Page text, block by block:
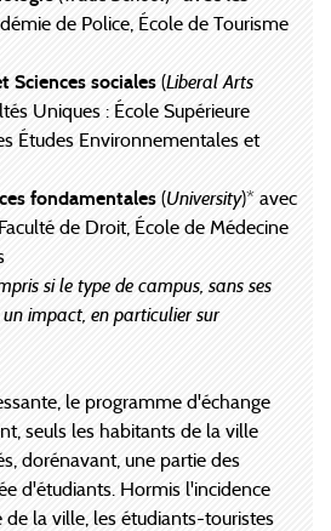
de Police, École de Tourisme
Sciences sociales (Liberal Arts
Uniques : École Supérieure
Études Environnementales et
fondamentales (University)* avec
de Droit, École de Médecine
si le type de campus, sans ses
impact, en particulier sur
le programme d'échange
seuls les habitants de la ville
dorénavant, une partie des
d'étudiants. Hormis l'incidence
la ville, les étudiants-touristes